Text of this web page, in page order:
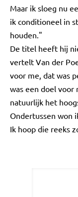
Maar ik sloeg nu
ik conditioneel in
houden."
De titel heeft hij
vertelt Van der
voor me, dat was
was een doel voor
natuurlijk het
Ondertussen won
Ik hoop die reeks